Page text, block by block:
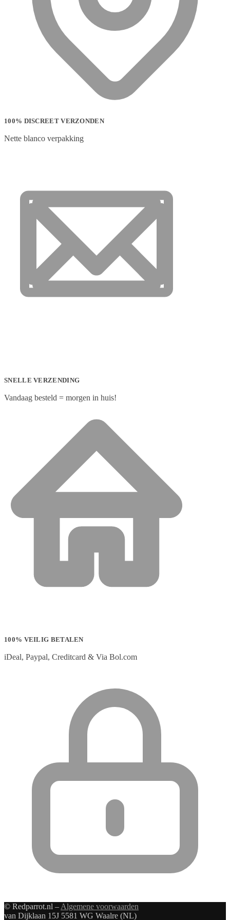
100% DISCREET VERZONDEN
Nette blanco verpakking
SNELLE VERZENDING
Vandaag besteld = morgen in huis!
100% VEILIG BETALEN
iDeal, Paypal, Creditcard & Via Bol.com
© Redparrot.nl – Algemene voorwaarden
van Dijklaan 15J 5581 WG Waalre (NL)